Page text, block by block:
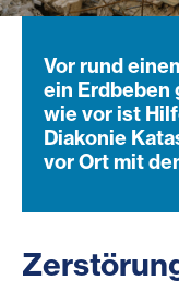
Vor rund
ein Erdbeben
wie vor ist
Diakonie
vor Ort mit